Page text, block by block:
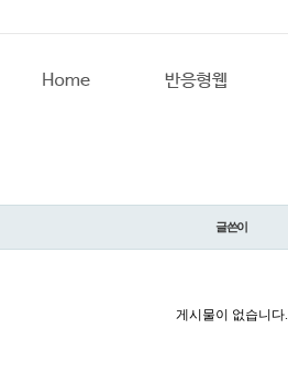
글쓴이
게시물이 없습니다.